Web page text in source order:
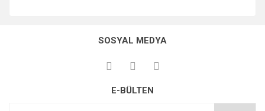
SOSYAL MEDYA
E-BÜLTEN